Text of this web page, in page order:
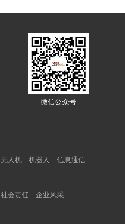
微信公众号
无人机 机器人
信息通信
社会责任
企业风采